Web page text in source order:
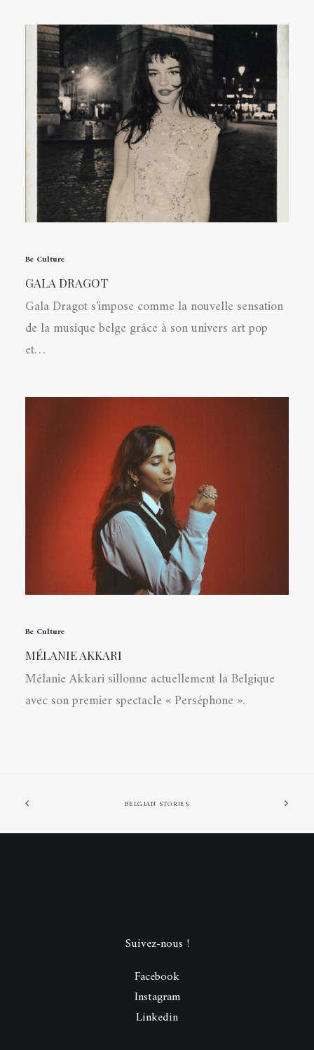
Be Culture
GALA DRAGOT
Gala Dragot s'impose comme la nouvelle sensation
de la musique belge grâce à son univers art pop
et…
Be Culture
MÉLANIE AKKARI
Mélanie Akkari sillonne actuellement la Belgique
avec son premier spectacle « Perséphone ».
BELGIAN STORIES
Suivez-nous !
Facebook
Instagram
Linkedin